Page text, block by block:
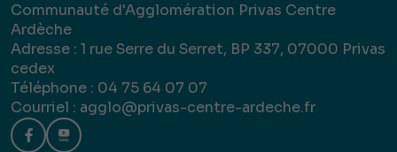
Communauté d'Agglomération Privas Centre
Ardèche
Adresse : 1 rue Serre du Serret, BP 337, 07000 Privas
cedex
Téléphone : 04 75 64 07 07
Courriel : agglo@privas-centre-ardeche.fr